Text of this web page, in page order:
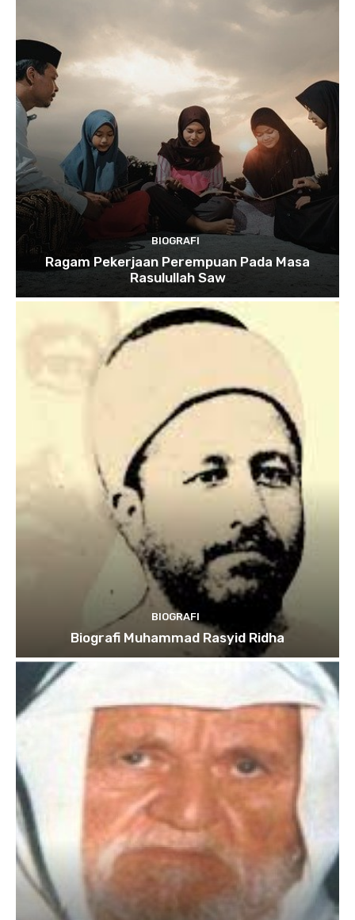
BIOGRAFI
Ragam Pekerjaan Perempuan Pada Masa
Rasulullah Saw
BIOGRAFI
Biografi Muhammad Rasyid Ridha